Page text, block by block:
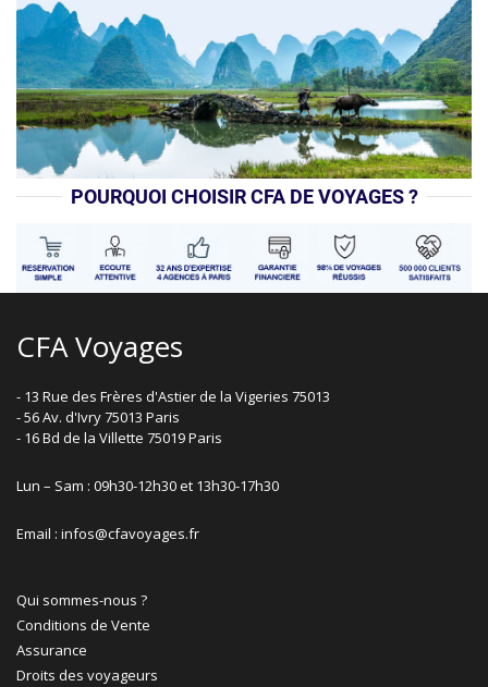
POURQUOI CHOISIR CFA DE VOYAGES ?
CFA Voyages
- 13 Rue des Frères d'Astier de la Vigeries 75013
- 56 Av. d'Ivry 75013 Paris
- 16 Bd de la Villette 75019 Paris
Lun – Sam : 09h30-12h30 et 13h30-17h30
Email : infos@cfavoyages.fr
Qui sommes-nous ?
Conditions de Vente
Assurance
Droits des voyageurs